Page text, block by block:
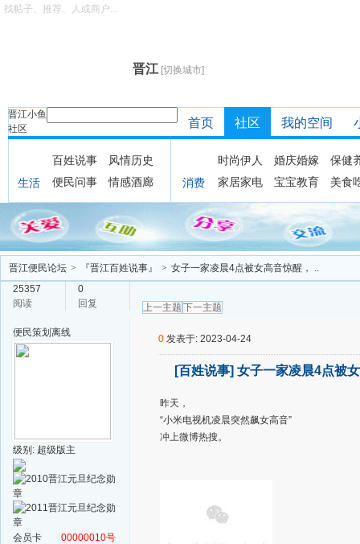
晋江 [切换城市]
晋江小鱼
社区
找帖子、推荐、人或商户...
首页 社区 我的空间
生活
百姓说事
风情历史
便民问事
情感酒廊 消费
时尚伊人 婚庆婚嫁
保健
家居家电
宝宝教育 美食
晋江便民论坛 > 『晋江百姓说事』 > 女子一家凌晨4点被女高音惊醒， ..
25357
阅读
0
回复
上一主题 下一主题
便民策划 离线
级别: 超级版主
会员卡
00000010号
0 发表于: 2023-04-24
[百姓说事] 女子一家凌晨4点被
昨天，
“小米电视机凌晨突然飙女高音”
冲上微博热搜。